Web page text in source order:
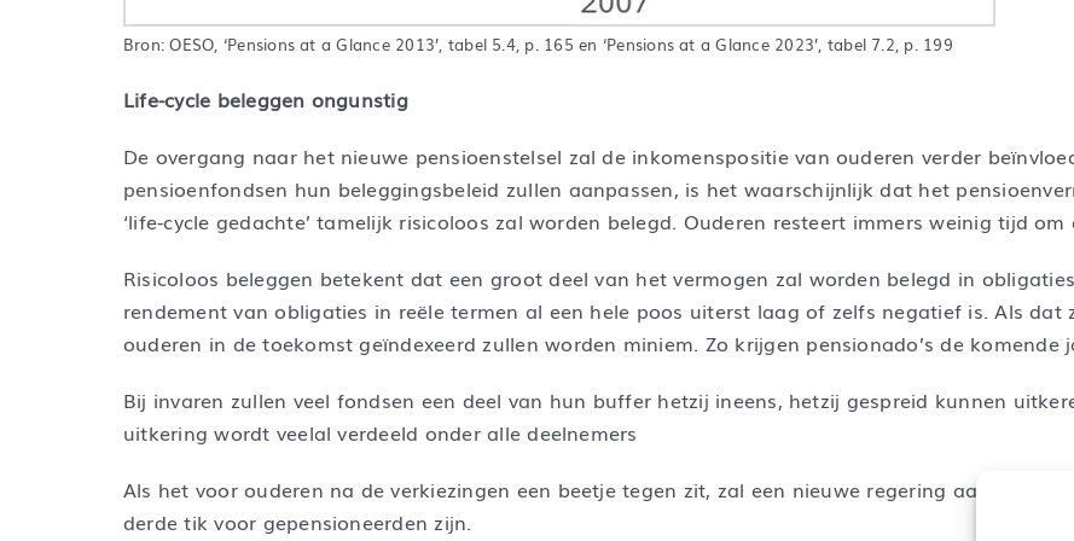
Bron: OESO, ‘Pensions at a Glance 2013’, tabel 5.4, p. 165 en ‘Pensions at a Glance 2023’, tabel 7.2, p. 199
Life-cycle beleggen ongunstig
De overgang naar het nieuwe pensioenstelsel zal de inkomenspositie van ouderen verder
pensioenfondsen hun beleggingsbeleid zullen aanpassen, is het waarschijnlijk dat het
‘life-cycle gedachte’ tamelijk risicoloos zal worden belegd. Ouderen resteert immers weinig tijd
Risicoloos beleggen betekent dat een groot deel van het vermogen zal worden belegd in
rendement van obligaties in reële termen al een hele poos uiterst laag of zelfs negatief is. Als
ouderen in de toekomst geïndexeerd zullen worden miniem. Zo krijgen pensionado’s de komende
Bij invaren zullen veel fondsen een deel van hun buffer hetzij ineens, hetzij gespreid kunnen
uitkering wordt veelal verdeeld onder alle deelnemers
Als het voor ouderen na de verkiezingen een beetje tegen zit, zal een nieuwe regering aan de
derde tik voor gepensioneerden zijn.